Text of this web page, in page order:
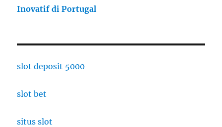
Inovatif di Portugal
slot deposit 5000
slot bet
situs slot